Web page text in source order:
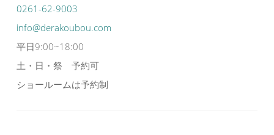
0261-62-9003
info@derakoubou.com
平日9:00~18:00
土・日・祭 予約可
ショールームは予約制